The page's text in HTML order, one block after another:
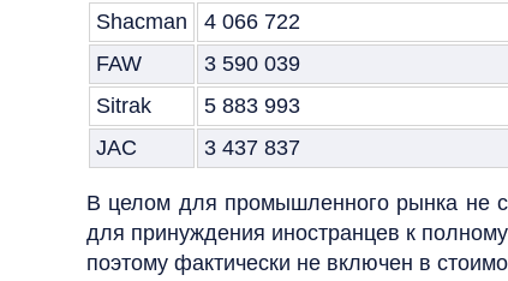
Shacman
4 066 722
FAW
3 590 039
Sitrak
5 883 993
JAC
3 437 837
В целом для промышленного рынка не
для принуждения иностранцев к
поэтому фактически не включен в